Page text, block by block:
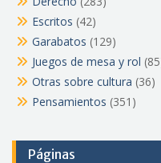
Escritos (42)
Garabatos (129)
Juegos de mesa y rol
Otras sobre cultura (36)
Pensamientos (351)
Páginas